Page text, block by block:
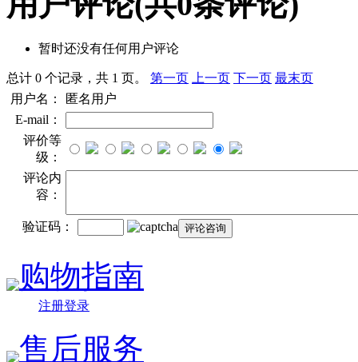
暂时还没有任何用户评论
总计 0 个记录，共 1 页。 第一页 上一页 下一页 最末页
用户名：
匿名用户
E-mail：
评价等
级：
评论内
容：
验证码：
购物指南
注册登录
售后服务